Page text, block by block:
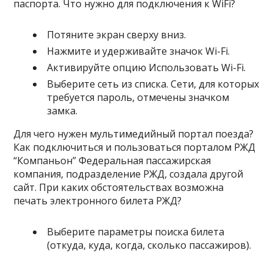
паспорта. Что нужно для подключения к WiFi?
Потяните экран сверху вниз.
Нажмите и удерживайте значок Wi-Fi.
Активируйте опцию Использовать Wi-Fi.
Выберите сеть из списка. Сети, для которых
требуется пароль, отмечены значком
замка.
Для чего нужен мультимедийный портал поезда?
Как подключиться и пользоваться порталом РЖД
“Компаньон” Федеральная пассажирская
компания, подразделение РЖД, создала другой
сайт. При каких обстоятельствах возможна
печать электронного билета РЖД?
Выберите параметры поиска билета
(откуда, куда, когда, сколько пассажиров).